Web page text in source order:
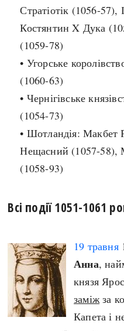
Наука, освіта і техніка
Політика
Розваги і дозвілля
Регіони
Азія
Африка
Європа
Стратіотік (1056-
Костянтин X Дука
(1059-78)
• Угорське
(1060-63)
• Чернігівське
(1054-73)
• Шотландія: Макбет
Нещасний (1057-58),
(1058-93)
Всі події 1051-1061
19 травня
Анна,
князя
заміжза
Капета і